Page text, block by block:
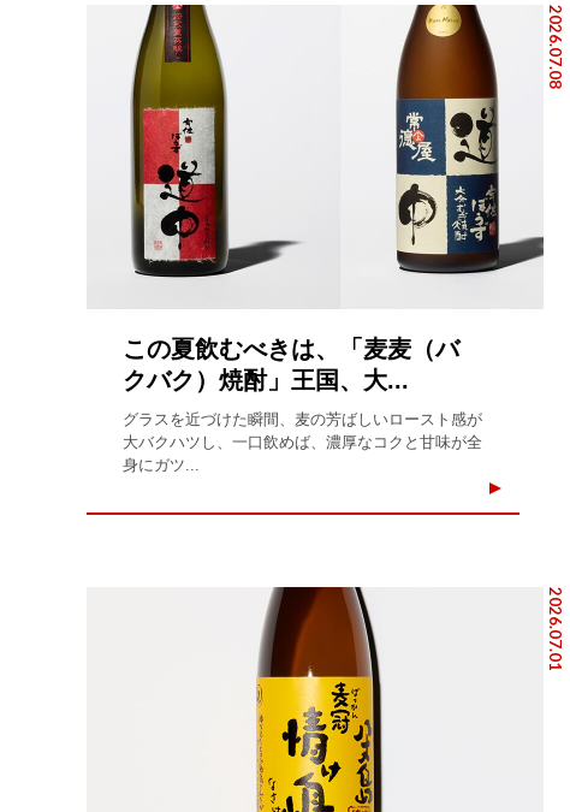
2026.07.08
この夏飲むべきは、「麦麦（バ
クバク）焼酎」王国、大...
グラスを近づけた瞬間、麦の芳ばしいロースト感が
大バクハツし、一口飲めば、濃厚なコクと甘味が全
身にガツ...
2026.07.01